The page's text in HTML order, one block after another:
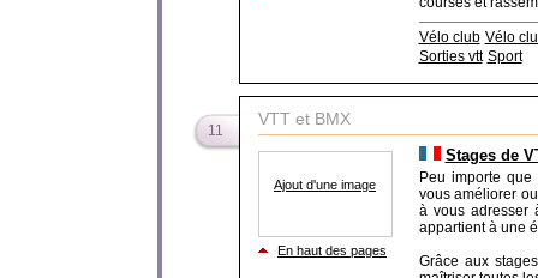
Vélo club Vélo
Sorties vtt Sport
11
VTT et BMX
Ajout d'une image
En haut des pages
Stages de
Peu importe
vous améliorer
à vous adresser
appartient à une
Grâce aux